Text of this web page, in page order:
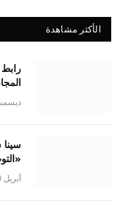
الأكثر مشاهدة
ديسمبر 17,
أبريل 30, 2026